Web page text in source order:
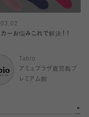
ーお悩みこれで解決！！
Tabio
アミュプラザ鹿児島プ
レミアム館